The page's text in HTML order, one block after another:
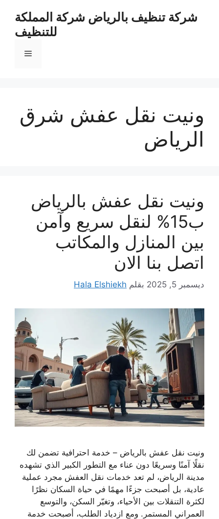
شركة تنظيف بالرياض شركة المملكة
للتنظيف
القائمة
ونيت نقل عفش شرق
الرياض
ونيت نقل عفش بالرياض
ب15% لنقل سريع وآمن
بين المنازل والمكاتب
اتصل بنا الان
ديسمبر 5, 2025 بقلم Hala Elshiekh
ونيت نقل عفش بالرياض – خدمة احترافية تضمن لك
نقلًا آمنًا وسريعًا دون عناء مع التطور الكبير الذي تشهده
مدينة الرياض، لم تعد خدمات نقل العفش مجرد عملية
عادية، بل أصبحت جزءًا مهمًا في حياة السكان نظرًا
لكثرة التنقلات بين الأحياء، وتغيّر السكن، والتوسع
العمراني المستمر. ومع ازدياد الطلب، أصبحت خدمة